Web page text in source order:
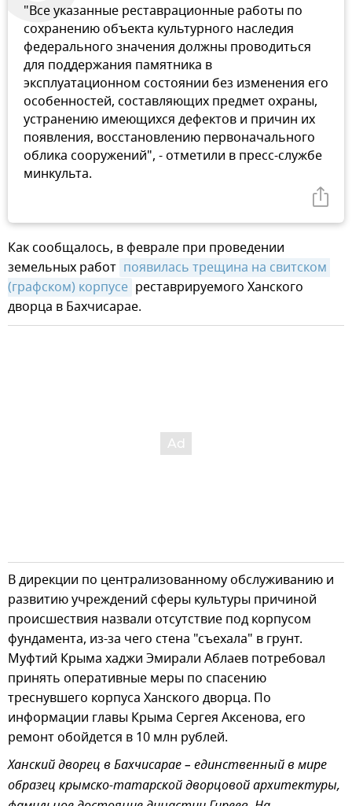
"Все указанные реставрационные работы по
сохранению объекта культурного наследия
федерального значения должны проводиться
для поддержания памятника в
эксплуатационном состоянии без изменения его
особенностей, составляющих предмет охраны,
устранению имеющихся дефектов и причин их
появления, восстановлению первоначального
облика сооружений", - отметили в пресс-службе
минкульта.
Как сообщалось, в феврале при проведении
земельных работ появилась трещина на свитском
(графском) корпусе реставрируемого Ханского
дворца в Бахчисарае.
В дирекции по централизованному обслуживанию и
развитию учреждений сферы культуры причиной
происшествия назвали отсутствие под корпусом
фундамента, из-за чего стена "съехала" в грунт.
Муфтий Крыма хаджи Эмирали Аблаев потребовал
принять оперативные меры по спасению
треснувшего корпуса Ханского дворца. По
информации главы Крыма Сергея Аксенова, его
ремонт обойдется в 10 млн рублей.
Ханский дворец в Бахчисарае – единственный в мире
образец крымско-татарской дворцовой архитектуры,